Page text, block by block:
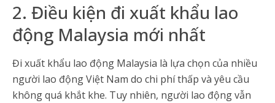
2. Điều kiện đi xuất khẩu lao
động Malaysia mới nhất
Đi xuất khẩu lao động Malaysia là lựa chọn của nhiều
người lao động Việt Nam do chi phí thấp và yêu cầu
không quá khắt khe. Tuy nhiên, người lao động vẫn